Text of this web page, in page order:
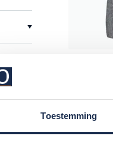
Toestemming